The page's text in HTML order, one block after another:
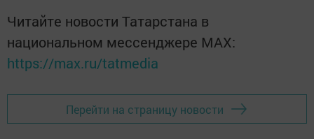
Читайте новости Татарстана в
национальном мессенджере MАХ:
https://max.ru/tatmedia
Перейти на страницу новости